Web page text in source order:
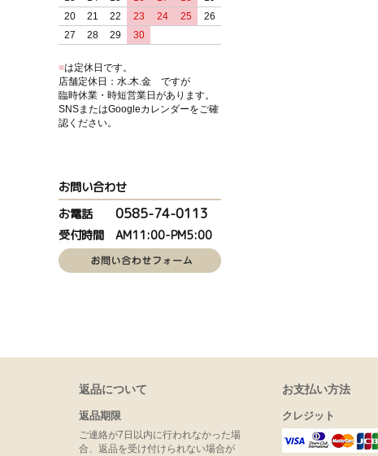
20
21 22 23 24 25
26
27
28 29 30
■は定休日です。
店舗定休日：水.木.金 ですが
臨時休業・時短営業日があります。
SNSまたはGoogleカレンダーをご確
認ください。
お問い合わせ
お電話 0585-74-0113
受付時間 AM11:00-PM5:00
返品について
返品期限
ご連絡が7日以内に行われなかった場
合、返品を受け付けられない場合が
お支払い方法
クレジット